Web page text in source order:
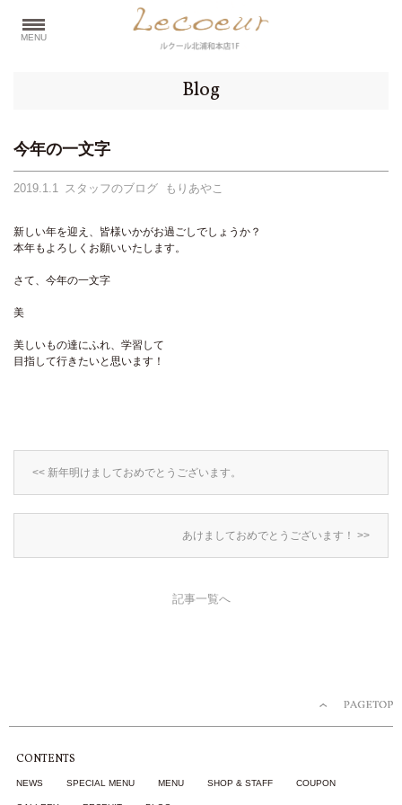
MENU
Blog
今年の一文字
2019.1.1 スタッフのブログ もりあやこ
新しい年を迎え、皆様いかがお過ごしでしょうか？
本年もよろしくお願いいたします。
さて、今年の一文字
美
美しいもの達にふれ、学習して
目指して行きたいと思います！
<< 新年明けましておめでとうございます。
あけましておめでとうございます！ >>
記事一覧へ
CONTENTS
NEWS SPECIAL MENU MENU SHOP & STAFF COUPON